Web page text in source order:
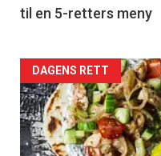
til en 5-retters meny
Forsiden
akkurat
nå
DAGENS RETT